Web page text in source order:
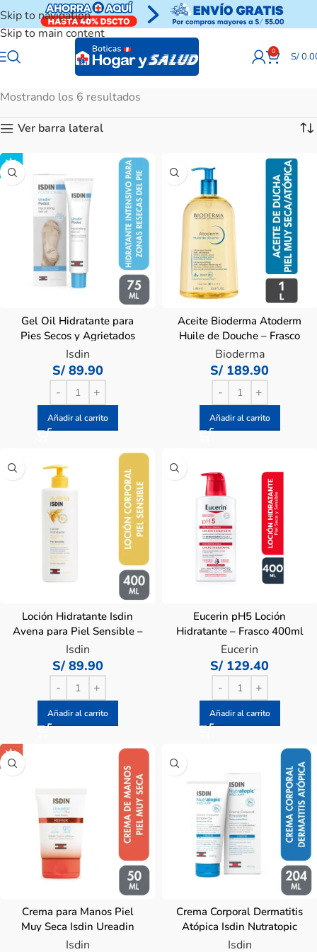
Skip to navigation
Skip to main content
0 S/
Mostrando los 6 resultados
Ver barra lateral
Gel Oil Hidratante para
Pies Secos y Agrietados
Ureadin Podos Isdin – Tubo
75 ML
Isdin
S/89.90
Añadir al carrito
Aceite Bioderma Atoderm
Huile de Douche – Frasco
1000ml
Bioderma
S/ 189.90
Añadir al carrito
Loción Hidratante Isdin
Avena para Piel Sensible –
Frasco 400 ML
Isdin
S/89.90
Añadir al carrito
Eucerin pH5 Loción
Hidratante – Frasco 400ml
Eucerin
S/ 129.40
Añadir al carrito
Crema para Manos Piel
Muy Seca Isdin Ureadin
Plus Repair Q10 – Tubo 50
Isdin
Crema Corporal Dermatitis
Atópica Isdin Nutratopic
Pro-AMP – Frasco 204 ML
Isdin